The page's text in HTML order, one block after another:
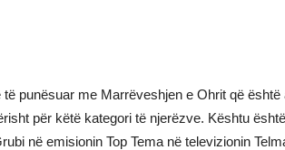
punësuar me Marrëveshjen e Ohrit që
për këtë kategori të njerëzve. Kështu
në emisionin Top Tema në televizionin